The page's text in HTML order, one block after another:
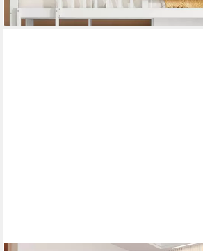
lieferbar - in 5-6 Werktagen bei dir